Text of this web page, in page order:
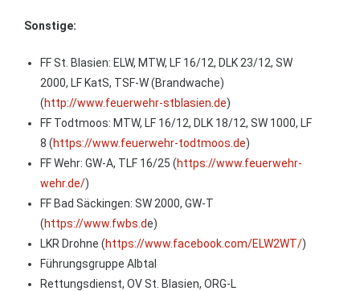
Sonstige:
FF St. Blasien: ELW, MTW, LF 16/12, DLK 23/12, SW
2000, LF KatS, TSF-W (Brandwache)
(http://www.feuerwehr-stblasien.de)
FF Todtmoos: MTW, LF 16/12, DLK 18/12, SW 1000, LF
8 (https://www.feuerwehr-todtmoos.de)
FF Wehr: GW-A, TLF 16/25 (https://www.feuerwehr-
wehr.de/)
FF Bad Säckingen: SW 2000, GW-T
(https://www.fwbs.de)
LKR Drohne (https://www.facebook.com/ELW2WT/)
Führungsgruppe Albtal
Rettungsdienst, OV St. Blasien, ORG-L